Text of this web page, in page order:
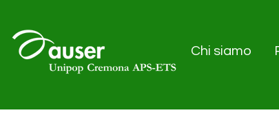
Chi siamo